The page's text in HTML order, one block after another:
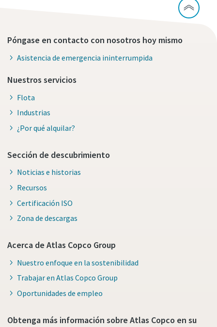
Póngase en contacto con nosotros hoy mismo
Asistencia de emergencia ininterrumpida
Nuestros servicios
Flota
Industrias
¿Por qué alquilar?
Sección de descubrimiento
Noticias e historias
Recursos
Certificación ISO
Zona de descargas
Acerca de Atlas Copco Group
Nuestro enfoque en la sostenibilidad
Trabajar en Atlas Copco Group
Oportunidades de empleo
Obtenga más información sobre Atlas Copco en su